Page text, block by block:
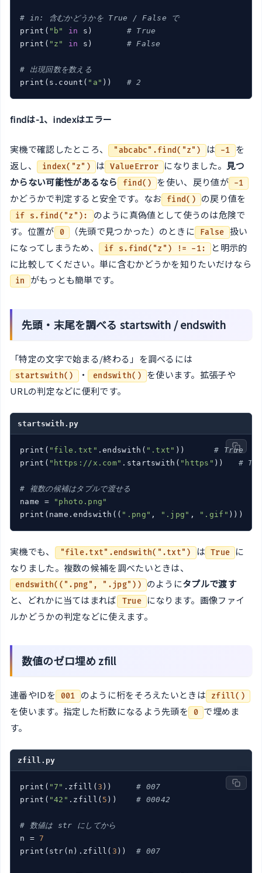
# in: 含むかどうかを True / False で
print( "b" in s) # True
print( "z" in s) # False
# 出現回数を数える
print(s.count( "a" )) # 2
findは-1、indexはエラー
実機で確認したところ、 "abcabc".find("z") は -1
を
返し、
index("z") は ValueError になりました。 見つ
からない可能性があるなら
find() を使い、戻り値が -1
かどうかで判定すると安全です。なお find() の戻り値を
if s.find("z"):
のように真偽値として使うのは危険で
す。位置が
0 （先頭で見つかった）のときに False 扱い
になってしまうため、
if s.find("z") != -1:
と明示的
に比較してください。単に含むかどうかを知りたいだけなら
in がもっとも簡単です。
先頭・末尾を調べる startswith / endswith
「特定の文字で始まる/終わる」を調べるには
startswith() ・ endswith()
を使います。拡張子や
URLの判定などに便利です。
startswith.py
print( "file.txt" .endswith( ".txt" )) # True
print( "https://x.com" .startswith( "https" )) #
# 複数の候補はタプルで渡せる
name =
"photo.png"
print(name.endswith(( ".png" , ".jpg" , ".gif" )))
実機でも、 "file.txt".endswith(".txt") は True
に
なりました。複数の候補を調べたいときは、
endswith((".png", ".jpg")) のようにタプルで渡す
と、どれかに当てはまれば
True になります。画像ファイ
ルかどうかの判定などに使えます。
数値のゼロ埋め zfill
連番やIDを 001 のように桁をそろえたいときは zfill()
を使います。指定した桁数になるよう先頭を 0
で埋めま
す。
zfill.py
print( "7" .zfill( 3 )) # 007
print( "42" .zfill( 5 )) # 00042
# 数値は str にしてから
n = 7
print(str(n).zfill( 3 )) # 007